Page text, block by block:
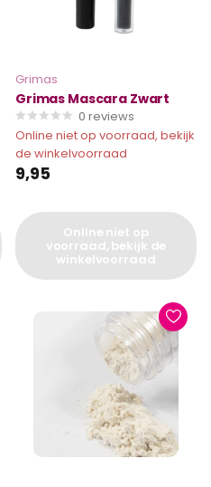
Grimas
Grimas Mascara Zwart
0 reviews
Online niet op voorraad, bekijk
de winkelvoorraad
9,95
Online niet op
voorraad, bekijk de
winkelvoorraad